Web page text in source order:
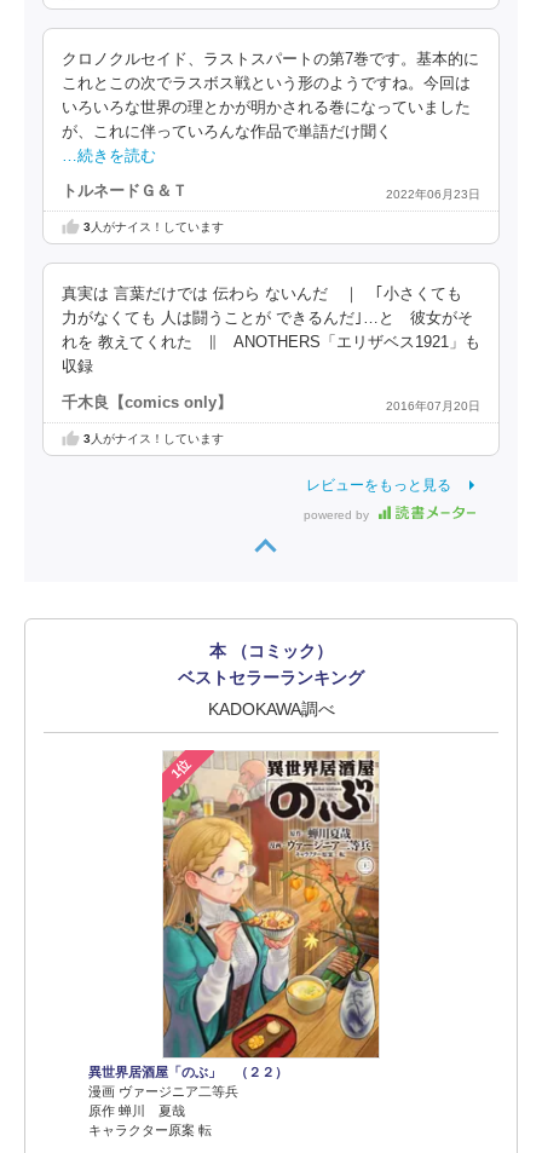
クロノクルセイド、ラストスパートの第7巻です。基本的に
これとこの次でラスボス戦という形のようですね。今回は
いろいろな世界の理とかが明かされる巻になっていました
が、これに伴っていろんな作品で単語だけ聞く
…続きを読む
トルネードＧ＆Ｔ 2022年06月23日
3人がナイス！しています
真実は 言葉だけでは 伝わら ないんだ ｜ ｢小さくても
力がなくても 人は闘うことが できるんだ｣…と 彼女がそ
れを 教えてくれた ∥ ANOTHERS「エリザベス1921」も
収録
千木良【comics only】 2016年07月20日
3人がナイス！しています
レビューをもっと見る
powered by
本 （コミック）
ベストセラーランキング
KADOKAWA調べ
1位
異世界居酒屋「のぶ」 （２２）
漫画 ヴァージニア二等兵
原作 蝉川 夏哉
キャラクター原案 転